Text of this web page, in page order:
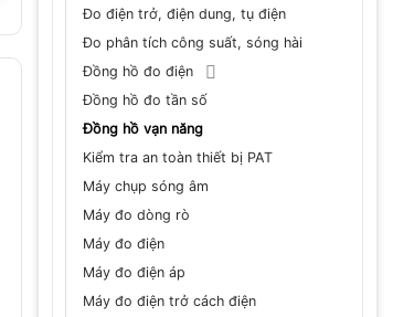
Đo điện trở, điện dung, tụ điện
Đo phân tích công suất, sóng hài
Đồng hồ đo điện
Đồng hồ đo tần số
Đồng hồ vạn năng
Kiểm tra an toàn thiết bị PAT
Máy chụp sóng âm
Máy đo dòng rò
Máy đo điện
Máy đo điện áp
Máy đo điện trở cách điện